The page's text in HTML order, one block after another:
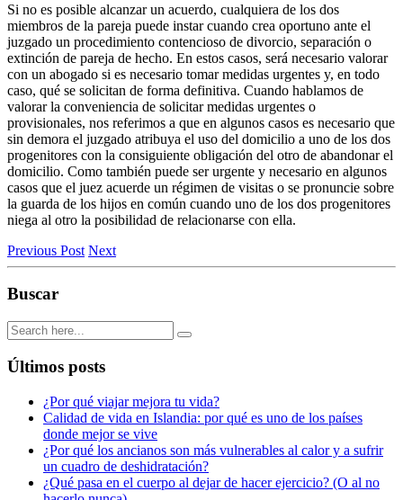
Si no es posible alcanzar un acuerdo, cualquiera de los dos
miembros de la pareja puede instar cuando crea oportuno ante el
juzgado un procedimiento contencioso de divorcio, separación o
extinción de pareja de hecho. En estos casos, será necesario valorar
con un abogado si es necesario tomar medidas urgentes y, en todo
caso, qué se solicitan de forma definitiva. Cuando hablamos de
valorar la conveniencia de solicitar medidas urgentes o
provisionales, nos referimos a que en algunos casos es necesario que
sin demora el juzgado atribuya el uso del domicilio a uno de los dos
progenitores con la consiguiente obligación del otro de abandonar el
domicilio. Como también puede ser urgente y necesario en algunos
casos que el juez acuerde un régimen de visitas o se pronuncie sobre
la guarda de los hijos en común cuando uno de los dos progenitores
niega al otro la posibilidad de relacionarse con ella.
Previous Post Next
Buscar
Últimos posts
¿Por qué viajar mejora tu vida?
Calidad de vida en Islandia: por qué es uno de los países
donde mejor se vive
¿Por qué los ancianos son más vulnerables al calor y a sufrir
un cuadro de deshidratación?
¿Qué pasa en el cuerpo al dejar de hacer ejercicio? (O al no